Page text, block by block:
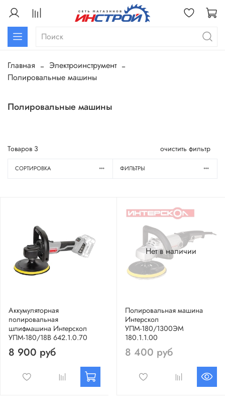
Главная
Электроинструмент
Полировальные машины
Полировальные машины
Товаров 3 очистить фильтр
СОРТИРОВКА ФИЛЬТРЫ
Аккумуляторная
полировальная
шлифмашина Интерскол
УПМ-180/18В 642.1.0.70
8 900 руб
Нет в наличии
Полировальная машина
Интерскол
УПМ-180/1300ЭМ
180.1.1.00
8 400 руб